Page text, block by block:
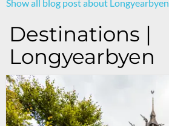
Show all blog post about Longyearbyen
Destinations |
Longyearbyen